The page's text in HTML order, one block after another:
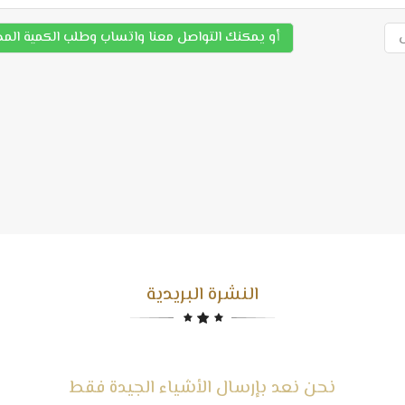
أو يمكنك التواصل معنا واتساب وطلب الكمية
النشرة البريدية
نحن نعد بإرسال الأشياء الجيدة فقط